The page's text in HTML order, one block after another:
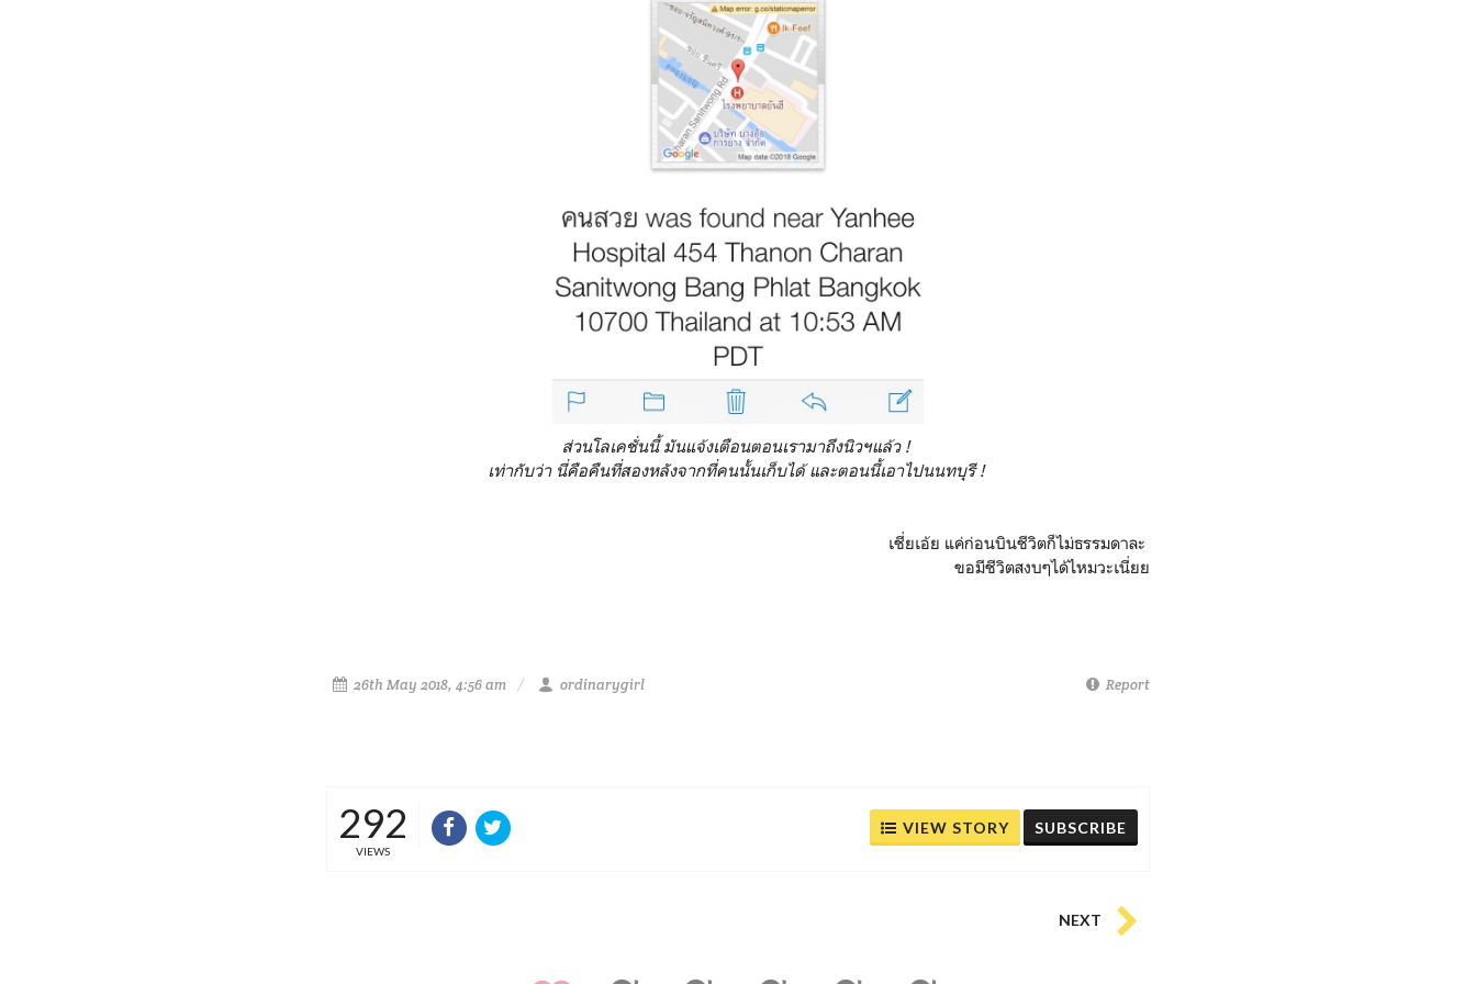
ส่วนโลเคชั่นนี้ มันแจ้งเตือนตอนเรามาถึงนิวฯแล้ว !
เท่ากับว่า นี่คือคืนที่สองหลังจากที่คนนั้นเก็บได้ และตอนนี้เอาไปนนทบุรี !
เชี่ยเอ้ย แค่ก่อนบินชีวิตก็ไม่ธรรมดาละ
ขอมีชีวิตสงบๆได้ไหมวะเนี่ยย
26th May 2018, 4:56 am ordinarygirl Report
292
VIEWS
VIEW STORY SUBSCRIBE
NEXT